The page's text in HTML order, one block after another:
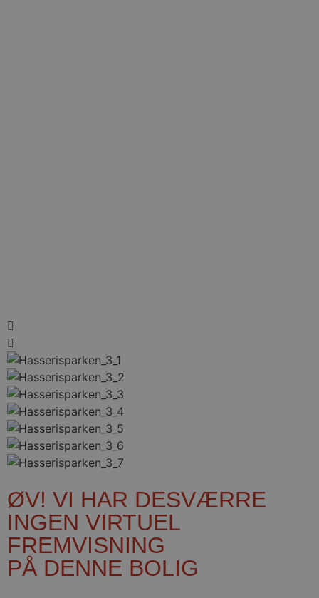
ØV! VI HAR DESVÆRRE
INGEN VIRTUEL
FREMVISNING
PÅ DENNE BOLIG